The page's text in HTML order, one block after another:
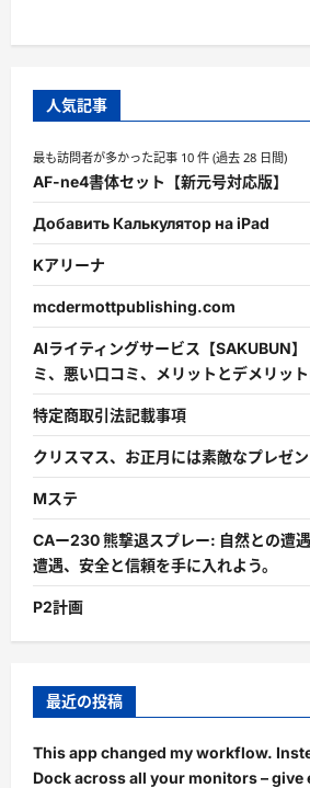
人気記事
最も訪問者が多かった記事 10 件 (過去 28 日間)
AF-ne4書体セット【新元号対応版】
Добавить Калькулятор на iPad
Kアリーナ
mcdermottpublishing.com
AIライティングサービス【SAKUBUN
ミ、悪い口コミ、メリットとデメリッ
特定商取引法記載事項
クリスマス、お正月には素敵なプレゼ
Mステ
CAー230 熊撃退スプレー: 自然との遭
遭遇、安全と信頼を手に入れよう。
P2計画
最近の投稿
This app changed my workflow.
Dock across all your monitors – give